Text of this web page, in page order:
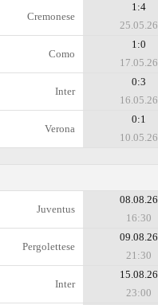
Cremonese
1:4
25.05.26
Como
1:0
17.05.26
Inter
0:3
16.05.26
Verona
0:1
10.05.26
Juventus
08.08.26
16:30
Pergolettese
09.08.26
21:30
Inter
15.08.26
23:00